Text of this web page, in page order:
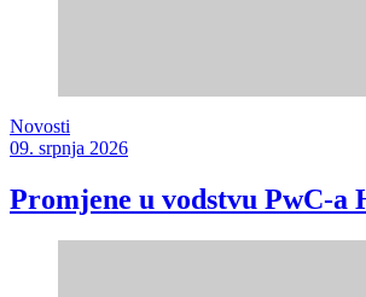
Novosti
09. srpnja 2026
Promjene u vodstvu PwC-a